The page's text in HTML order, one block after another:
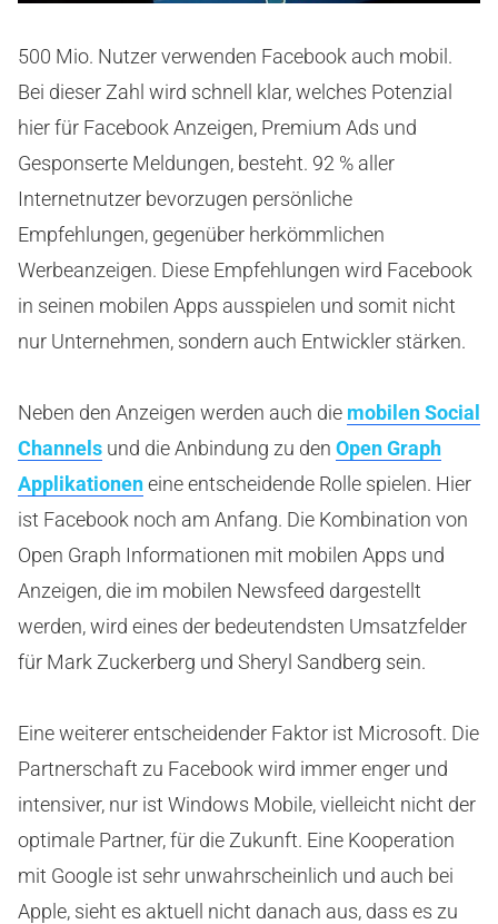
500 Mio. Nutzer verwenden Facebook auch mobil.
Bei dieser Zahl wird schnell klar, welches Potenzial
hier für Facebook Anzeigen, Premium Ads und
Gesponserte Meldungen, besteht. 92 % aller
Internetnutzer bevorzugen persönliche
Empfehlungen, gegenüber herkömmlichen
Werbeanzeigen. Diese Empfehlungen wird Facebook
in seinen mobilen Apps ausspielen und somit nicht
nur Unternehmen, sondern auch Entwickler stärken.
Neben den Anzeigen werden auch die mobilen Social
Channels und die Anbindung zu den Open Graph
Applikationeneine entscheidende Rolle spielen. Hier
ist Facebook noch am Anfang. Die Kombination von
Open Graph Informationen mit mobilen Apps und
Anzeigen, die im mobilen Newsfeed dargestellt
werden, wird eines der bedeutendsten Umsatzfelder
für Mark Zuckerberg und Sheryl Sandberg sein.
Eine weiterer entscheidender Faktor ist Microsoft. Die
Partnerschaft zu Facebook wird immer enger und
intensiver, nur ist Windows Mobile, vielleicht nicht der
optimale Partner, für die Zukunft. Eine Kooperation
mit Google ist sehr unwahrscheinlich und auch bei
Apple, sieht es aktuell nicht danach aus, dass es zu